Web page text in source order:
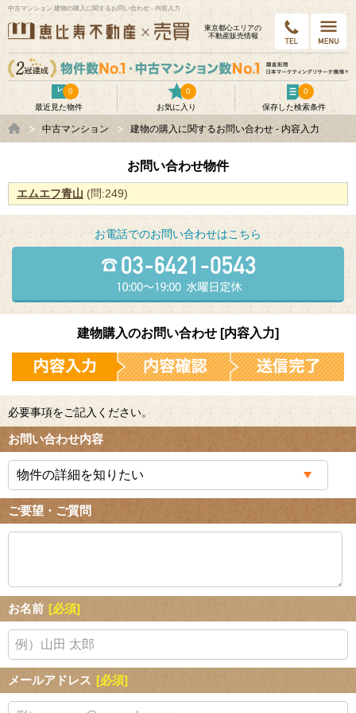
中古マンション 建物の購入に関するお問い合わせ - 内容入力
東京都⼼エリアの
不動産販売情報
最近見た物件
0
お気に入り
0
保存した検索条件
0
中古マンション 建物の購入に関するお問い合わせ - 内容入力
お問い合わせ物件
エムエフ青山 (問:249)
お電話でのお問い合わせはこちら
建物購入のお問い合わせ [内容入力]
必要事項をご記入ください。
お問い合わせ内容
ご要望・ご質問
お名前 [必須]
メールアドレス [必須]